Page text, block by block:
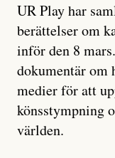
UR Play har
berättelser om
inför den 8
dokumentär om
medier för att
könsstympning
världen.